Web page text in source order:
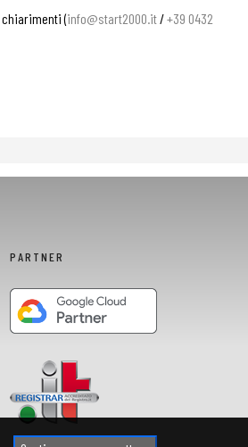
(info@start2000.it/+39 0432
PARTNER